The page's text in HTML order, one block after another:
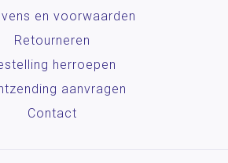
en voorwaarden
Retourneren
herroepen
aanvragen
Contact